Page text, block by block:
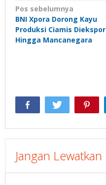
Navigasi
pos
Pos sebelumnya
BNI Xpora Dorong Kayu
Produksi Ciamis Diekspor
Hingga Mancanegara
Jangan Lewatkan